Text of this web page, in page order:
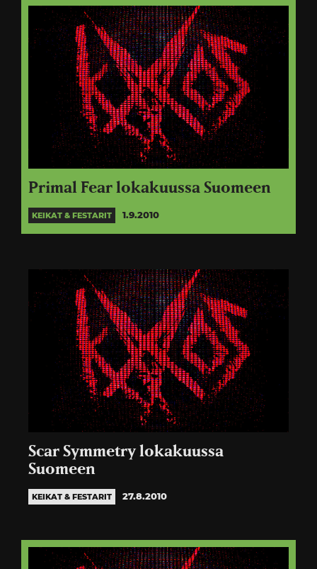
Primal Fear lokakuussa Suomeen
KEIKAT & FESTARIT 1.9.2010
Scar Symmetry lokakuussa
Suomeen
KEIKAT & FESTARIT 27.8.2010